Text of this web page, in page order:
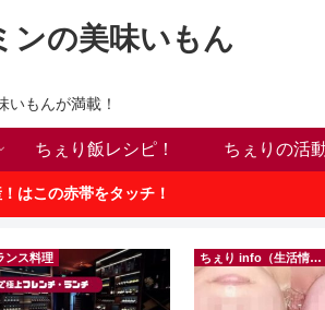
ンの美味いもん
いもんが満載！
ちぇり飯レシピ！ ちぇりの活
はこの赤帯をタッチ！
ンス料理 ちぇり info（生活情報）